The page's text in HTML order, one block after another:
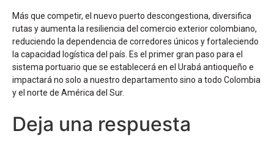
Más que competir, el nuevo puerto descongestiona, diversifica
rutas y aumenta la resiliencia del comercio exterior colombiano,
reduciendo la dependencia de corredores únicos y fortaleciendo
la capacidad logística del país. Es el primer gran paso para el
sistema portuario que se establecerá en el Urabá antioqueño e
impactará no solo a nuestro departamento sino a todo Colombia
y el norte de América del Sur.
Deja una respuesta